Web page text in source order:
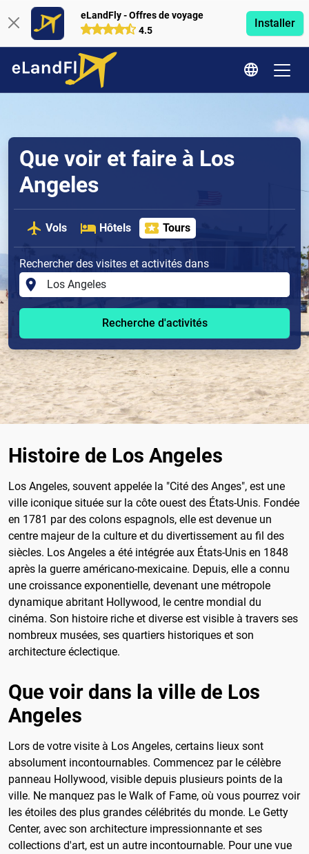
eLandFly - Offres de voyage
4.5
Installer
Que voir et faire à Los
Angeles
Vols Hôtels Tours
Rechercher des visites et activités dans
Recherche d'activités
Histoire de Los Angeles
Los Angeles, souvent appelée la "Cité des Anges", est une
ville iconique située sur la côte ouest des États-Unis. Fondée
en 1781 par des colons espagnols, elle est devenue un
centre majeur de la culture et du divertissement au fil des
siècles. Los Angeles a été intégrée aux États-Unis en 1848
après la guerre américano-mexicaine. Depuis, elle a connu
une croissance exponentielle, devenant une métropole
dynamique abritant Hollywood, le centre mondial du
cinéma. Son histoire riche et diverse est visible à travers ses
nombreux musées, ses quartiers historiques et son
architecture éclectique.
Que voir dans la ville de Los
Angeles
Lors de votre visite à Los Angeles, certains lieux sont
absolument incontournables. Commencez par le célèbre
panneau Hollywood, visible depuis plusieurs points de la
ville. Ne manquez pas le Walk of Fame, où vous pourrez voir
les étoiles des plus grandes célébrités du monde. Le Getty
Center, avec son architecture impressionnante et ses
collections d'art, est un autre incontournable. Pour une vue